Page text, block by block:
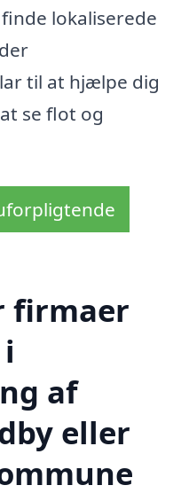
lokaliserede
til at hjælpe dig
se flot og
firmaer
af
eller